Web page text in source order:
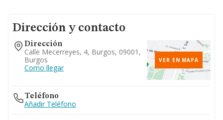
Dirección y contacto
Dirección
Calle Mecerreyes, 4, Burgos, 09001,
Burgos
Como llegar
VER EN MAPA
Teléfono
Añadir Teléfono